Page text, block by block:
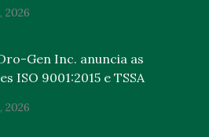
2026
Gen Inc. anuncia as
ISO 9001:2015 e TSSA
2026